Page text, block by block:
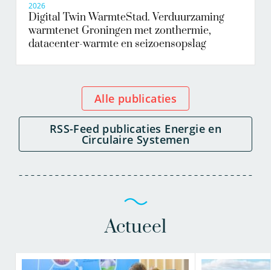
2026
Digital Twin WarmteStad. Verduurzaming
warmtenet Groningen met zonthermie,
datacenter-warmte en seizoensopslag
Alle publicaties
RSS-Feed publicaties Energie en
Circulaire Systemen
Actueel